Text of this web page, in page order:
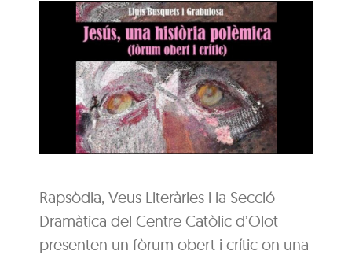
Rapsòdia, Veus Literàries i la Secció
Dramàtica del Centre Catòlic d’Olot
presenten un fòrum obert i crític on una